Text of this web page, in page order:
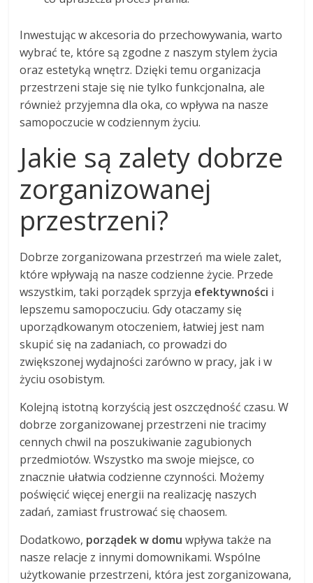
Inwestując w akcesoria do przechowywania, warto
wybrać te, które są zgodne z naszym stylem życia
oraz estetyką wnętrz. Dzięki temu organizacja
przestrzeni staje się nie tylko funkcjonalna, ale
również przyjemna dla oka, co wpływa na nasze
samopoczucie w codziennym życiu.
Jakie są zalety dobrze
zorganizowanej
przestrzeni?
Dobrze zorganizowana przestrzeń ma wiele zalet,
które wpływają na nasze codzienne życie. Przede
wszystkim, taki porządek sprzyja efektywności i
lepszemu samopoczuciu. Gdy otaczamy się
uporządkowanym otoczeniem, łatwiej jest nam
skupić się na zadaniach, co prowadzi do
zwiększonej wydajności zarówno w pracy, jak i w
życiu osobistym.
Kolejną istotną korzyścią jest oszczędność czasu. W
dobrze zorganizowanej przestrzeni nie tracimy
cennych chwil na poszukiwanie zagubionych
przedmiotów. Wszystko ma swoje miejsce, co
znacznie ułatwia codzienne czynności. Możemy
poświęcić więcej energii na realizację naszych
zadań, zamiast frustrować się chaosem.
Dodatkowo, porządek w domu wpływa także na
nasze relacje z innymi domownikami. Wspólne
użytkowanie przestrzeni, która jest zorganizowana,